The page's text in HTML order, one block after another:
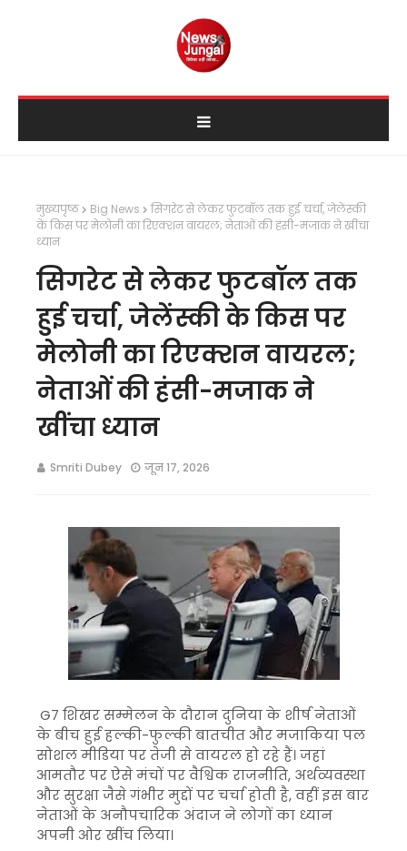
मुख्यपृष्ठ Big News
सिगरेट से लेकर फुटबॉल तक हुई चर्चा, जेलेंस्की
के किस पर मेलोनी का रिएक्शन वायरल; नेताओं की हंसी-मजाक ने खींचा
ध्यान
सिगरेट से लेकर फुटबॉल तक
हुई चर्चा, जेलेंस्की के किस पर
मेलोनी का रिएक्शन वायरल;
नेताओं की हंसी-मजाक ने
खींचा ध्यान
Smriti Dubey जून 17, 2026
G7 शिखर सम्मेलन के दौरान दुनिया के शीर्ष नेताओं
के बीच हुई हल्की-फुल्की बातचीत और मजाकिया पल
सोशल मीडिया पर तेजी से वायरल हो रहे हैं। जहां
आमतौर पर ऐसे मंचों पर वैश्विक राजनीति, अर्थव्यवस्था
और सुरक्षा जैसे गंभीर मुद्दों पर चर्चा होती है, वहीं इस बार
नेताओं के अनौपचारिक अंदाज ने लोगों का ध्यान
अपनी ओर खींच लिया।